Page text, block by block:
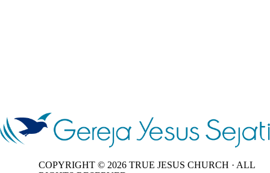
COPYRIGHT © 2026 TRUE JESUS CHURCH · ALL